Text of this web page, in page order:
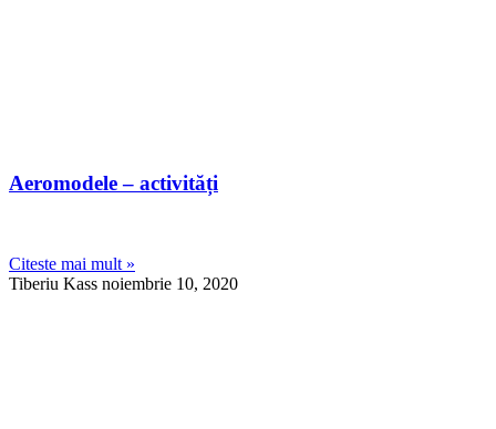
Aeromodele – activități
Citeste mai mult »
Tiberiu Kass noiembrie 10, 2020